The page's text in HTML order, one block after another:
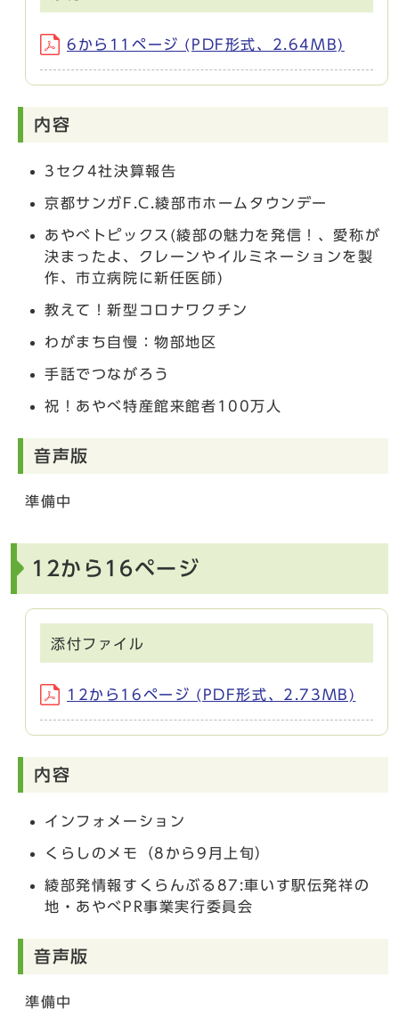
6から11ページ (PDF形式、2.64MB)
内容
3セク4社決算報告
京都サンガF.C.綾部市ホームタウンデー
あやべトピックス(綾部の魅力を発信！、愛称が
決まったよ、クレーンやイルミネーションを製
作、市立病院に新任医師)
教えて！新型コロナワクチン
わがまち自慢：物部地区
手話でつながろう
祝！あやべ特産館来館者100万人
音声版
準備中
12から16ページ
添付ファイル
12から16ページ (PDF形式、2.73MB)
内容
インフォメーション
くらしのメモ（8から9月上旬）
綾部発情報すくらんぶる87:車いす駅伝発祥の
地・あやべPR事業実行委員会
音声版
準備中